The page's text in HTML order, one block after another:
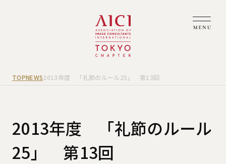
TOPNEWS2013年度 「礼節のルール25」 第13回
2013年度 「礼節のルール
25」 第13回